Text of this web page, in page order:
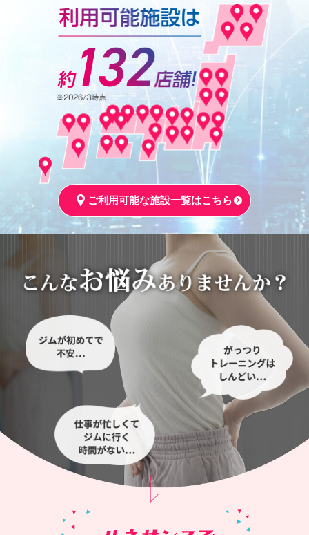
ご利用可能な施設一覧はこちら